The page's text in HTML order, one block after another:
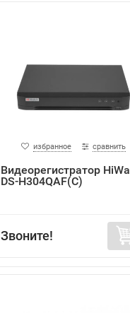
избранное сравнить
Видеорегистратор
DS-H304QAF(C)
Звоните!